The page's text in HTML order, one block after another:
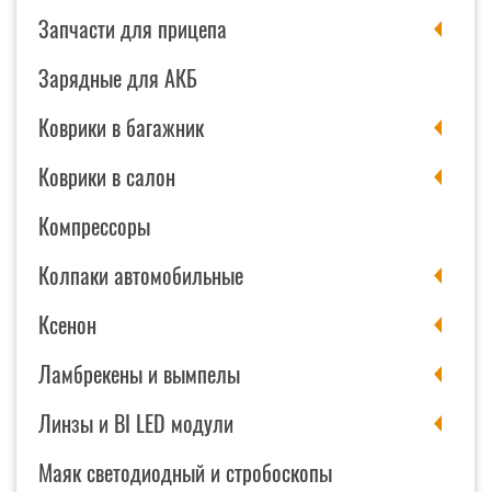
Запчасти для прицепа
Зарядные для АКБ
Коврики в багажник
Коврики в салон
Компрессоры
Колпаки автомобильные
Ксенон
Ламбрекены и вымпелы
Линзы и BI LED модули
Маяк светодиодный и стробоскопы